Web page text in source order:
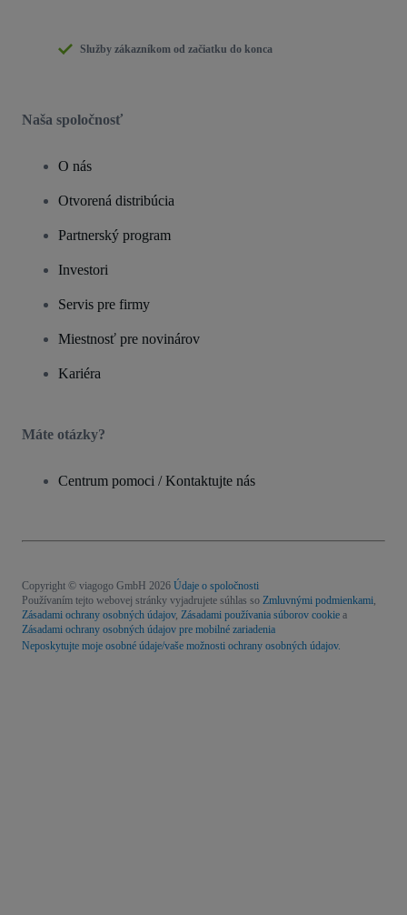
Služby zákazníkom od začiatku do konca
Naša spoločnosť
O nás
Otvorená distribúcia
Partnerský program
Investori
Servis pre firmy
Miestnosť pre novinárov
Kariéra
Máte otázky?
Centrum pomoci / Kontaktujte nás
Copyright © viagogo GmbH 2026 Údaje o spoločnosti
Používaním tejto webovej stránky vyjadrujete súhlas so Zmluvnými podmienkami,
Zásadami ochrany osobných údajov, Zásadami používania súborov cookie a
Zásadami ochrany osobných údajov pre mobilné zariadenia
Neposkytujte moje osobné údaje/vaše možnosti ochrany osobných údajov.